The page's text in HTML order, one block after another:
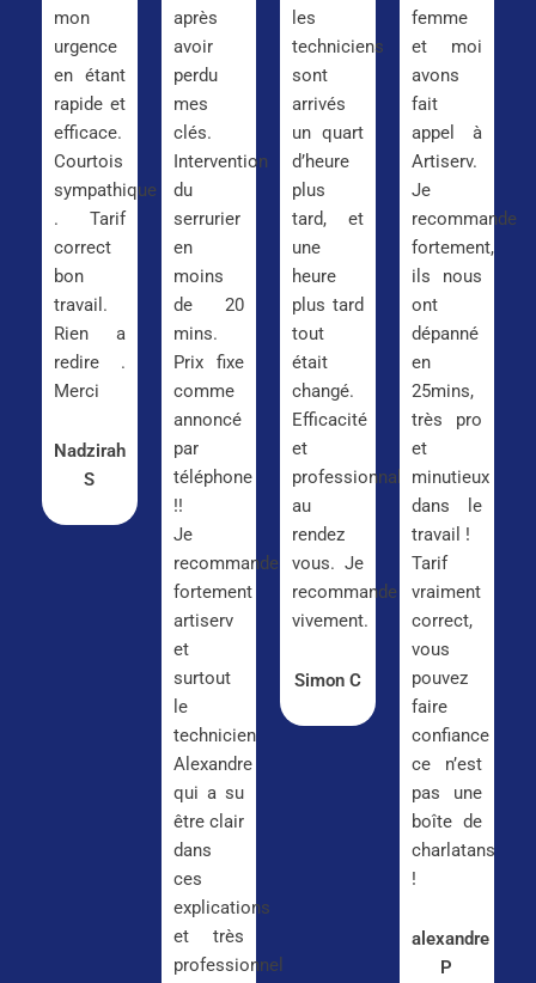
mon
urgence
en étant
rapide et
efficace.
Courtois
sympathique
. Tarif
correct
bon
travail.
Rien a
redire .
Merci
Nadzirah
S
après
avoir
perdu
mes
clés.
Intervention
du
serrurier
en
moins
de 20
mins.
Prix fixe
comme
annoncé
par
téléphone
!!
Je
recommande
fortement
artiserv
et
surtout
le
technicien
Alexandre
qui a su
être clair
dans
ces
explications
et très
professionnel
les
techniciens
sont
arrivés
un quart
d’heure
plus
tard, et
une
heure
plus tard
tout
était
changé.
Efficacité
et
professionnalisme
au
rendez
vous. Je
recommande
vivement.
Simon C
femme
et moi
avons
fait
appel à
Artiserv.
Je
recommande
fortement,
ils nous
ont
dépanné
en
25mins,
très pro
et
minutieux
dans le
travail !
Tarif
vraiment
correct,
vous
pouvez
faire
confiance
ce n’est
pas une
boîte de
charlatans
!
alexandre
P